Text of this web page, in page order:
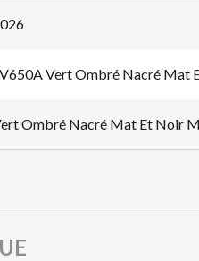
Vert Ombré Nacré Mat
Ombré Nacré Mat Et Noir